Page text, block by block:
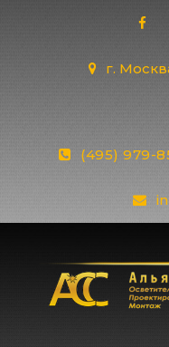
г.
(495) 979-